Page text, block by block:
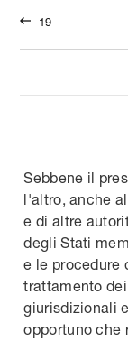
 19
Sebbene il
l'altro, anche
e di altre
degli Stati
e le procedure
trattamento
giurisdizionali
opportuno che